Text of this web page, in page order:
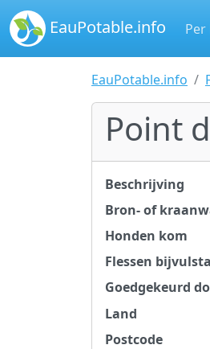
EauPotable.info Per
EauPotable.info
Point
Beschrijving
Bron- of
Honden kom
Flessen
Goedgekeurd
Land
Postcode